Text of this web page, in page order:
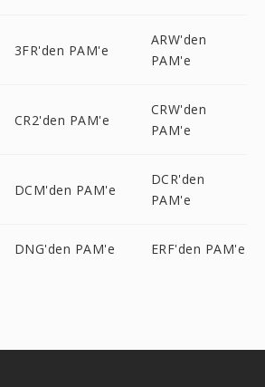
3FR'den PAM'e
ARW'den
PAM'e
CR2'den PAM'e
CRW'den
PAM'e
DCM'den PAM'e
DCR'den
PAM'e
DNG'den PAM'e ERF'den PAM'e